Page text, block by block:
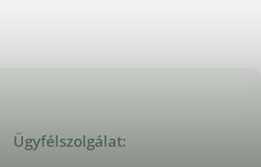
Ügyfélszolgálat: